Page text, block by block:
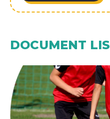
DOCUMENT